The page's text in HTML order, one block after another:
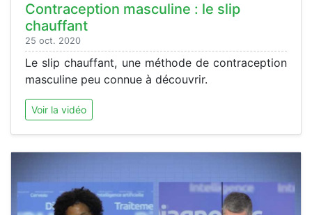
Contraception masculine : le slip
chauffant
25 oct. 2020
Le slip chauffant, une méthode de contraception
masculine peu connue à découvrir.
Voir la vidéo